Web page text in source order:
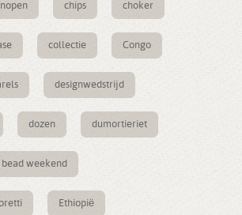
chips choker
collectie Congo
designwedstrijd
dozen dumortieriet
bead weekend
Ethiopië